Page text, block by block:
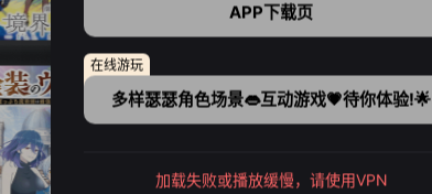
APP下载页
在线游玩
多样瑟瑟角色场景👄互动游戏💗待你体验!🌟
加载失败或播放缓慢，请使用VPN